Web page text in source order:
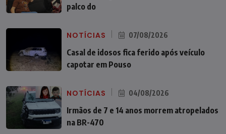
palco do
NOTÍCIAS 07/08/2026
Casal de idosos fica ferido após veículo
capotar em Pouso
NOTÍCIAS 04/08/2026
Irmãos de 7 e 14 anos morrem atropelados
na BR-470